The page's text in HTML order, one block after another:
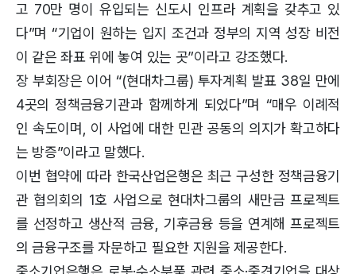
고 70만 명이 유입되는 신도시 인프라 계획을 갖추고 있
다”며 “기업이 원하는 입지 조건과 정부의 지역 성장 비전
이 같은 좌표 위에 놓여 있는 곳”이라고 강조했다.
장 부회장은 이어 “(현대차그룹) 투자계획 발표 38일 만에
4곳의 정책금융기관과 함께하게 되었다”며 “매우 이례적
인 속도이며, 이 사업에 대한 민관 공동의 의지가 확고하다
는 방증”이라고 말했다.
이번 협약에 따라 한국산업은행은 최근 구성한 정책금융기
관 협의회의 1호 사업으로 현대차그룹의 새만금 프로젝트
를 선정하고 생산적 금융, 기후금융 등을 연계해 프로젝트
의 금융구조를 자문하고 필요한 지원을 제공한다.